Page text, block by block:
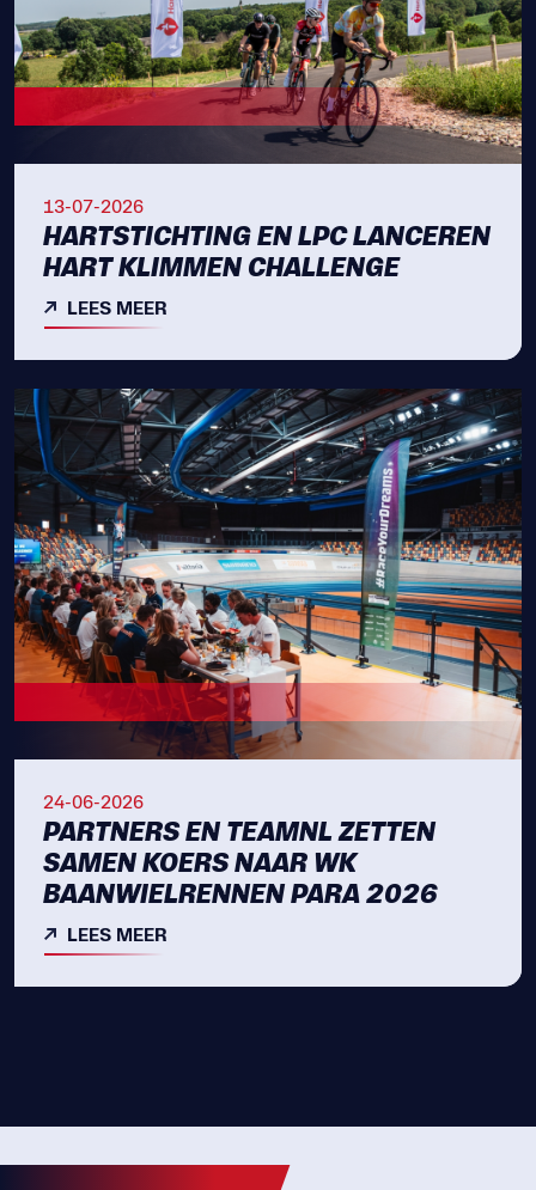
13-07-2026
HARTSTICHTING EN LPC LANCEREN
HART KLIMMEN CHALLENGE
LEES MEER
24-06-2026
PARTNERS EN TEAMNL ZETTEN
SAMEN KOERS NAAR WK
BAANWIELRENNEN PARA 2026
LEES MEER